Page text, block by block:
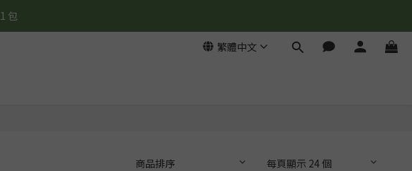
起
包
繁體中文
商品排序 每頁顯示 24 個